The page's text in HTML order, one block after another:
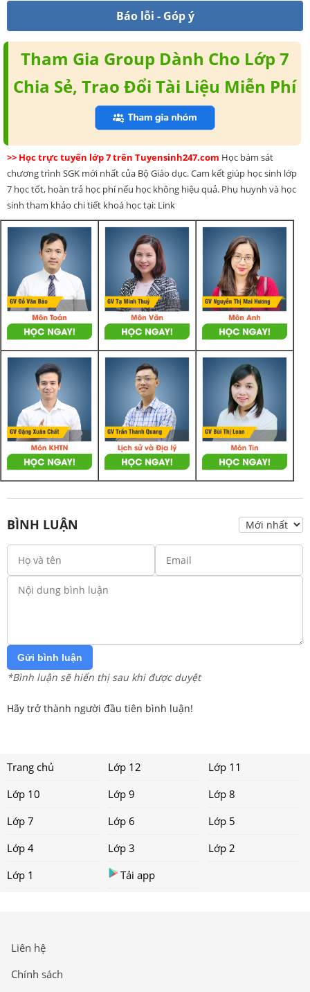
Báo lỗi - Góp ý
Tham Gia Group Dành Cho Lớp 7
Chia Sẻ, Trao Đổi Tài Liệu Miễn Phí
>> Học trực tuyến lớp 7 trên Tuyensinh247.com Học bám sát
chương trình SGK mới nhất của Bộ Giáo dục. Cam kết giúp học sinh lớp
7 học tốt, hoàn trả học phí nếu học không hiệu quả. Phụ huynh và học
sinh tham khảo chi tiết khoá học tại: Link
BÌNH LUẬN
Gửi bình luận
*Bình luận sẽ hiển thị sau khi được duyệt
Hãy trở thành người đầu tiên bình luận!
Trang chủ Lớp 12
Lớp 11
Lớp 10
Lớp 9
Lớp 8
Lớp 7
Lớp 6
Lớp 5
Lớp 4
Lớp 3
Lớp 2
Lớp 1
Tải app
Liên hệ
Chính sách